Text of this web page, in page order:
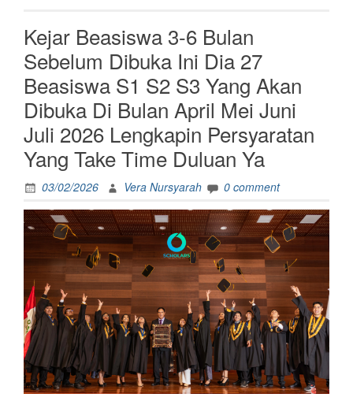
Kejar Beasiswa 3-6 Bulan
Sebelum Dibuka Ini Dia 27
Beasiswa S1 S2 S3 Yang Akan
Dibuka Di Bulan April Mei Juni
Juli 2026 Lengkapin Persyaratan
Yang Take Time Duluan Ya
03/02/2026 Vera Nursyarah 0 comment